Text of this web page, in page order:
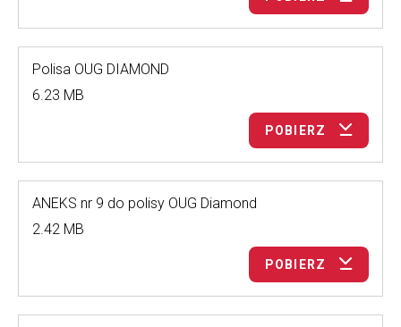
Polisa OUG DIAMOND
6.23 MB
POBIERZ
ANEKS nr 9 do polisy OUG Diamond
2.42 MB
POBIERZ